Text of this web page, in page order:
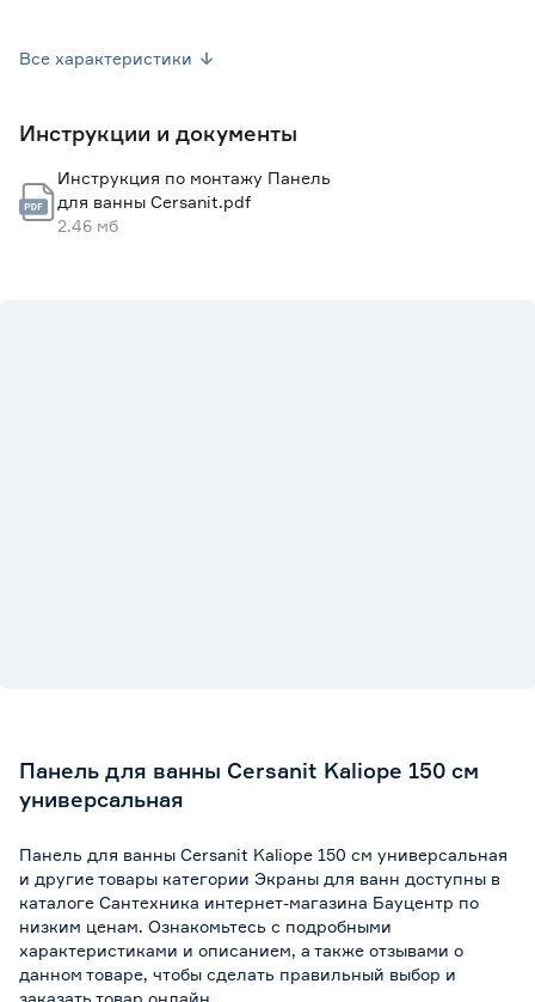
Страна производства Польша
Все характеристики
Инструкции и документы
Инструкция по монтажу Панель
для ванны Cersanit.pdf
2.46 мб
Панель для ванны Cersanit Kaliope 150 см
универсальная
Панель для ванны Cersanit Kaliope 150 см универсальная
и другие товары категории Экраны для ванн доступны в
каталоге Сантехника интернет-магазина Бауцентр по
низким ценам. Ознакомьтесь с подробными
характеристиками и описанием, а также отзывами о
данном товаре, чтобы сделать правильный выбор и
заказать товар онлайн.